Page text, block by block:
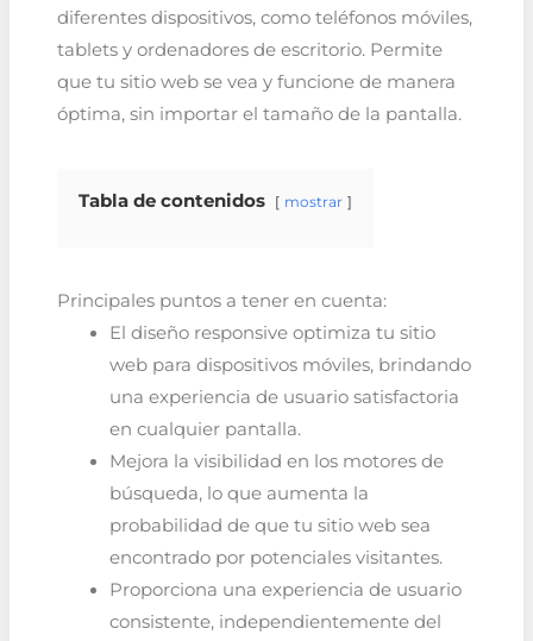
diferentes dispositivos, como teléfonos móviles,
tablets y ordenadores de escritorio. Permite
que tu sitio web se vea y funcione de manera
óptima, sin importar el tamaño de la pantalla.
Tabla de contenidos mostrar
Principales puntos a tener en cuenta:
El diseño responsive optimiza tu sitio
web para dispositivos móviles, brindando
una experiencia de usuario satisfactoria
en cualquier pantalla.
Mejora la visibilidad en los motores de
búsqueda, lo que aumenta la
probabilidad de que tu sitio web sea
encontrado por potenciales visitantes.
Proporciona una experiencia de usuario
consistente, independientemente del